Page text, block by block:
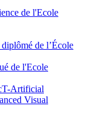
de l'Ecole
de l’École
de l'Ecole
Artificial
Visual